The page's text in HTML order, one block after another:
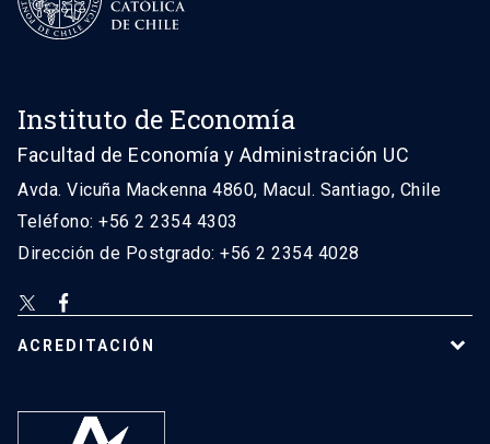
Instituto de Economía
Facultad de Economía y Administración UC
Avda. Vicuña Mackenna 4860, Macul. Santiago, Chile
Teléfono: +56 2 2354 4303
Dirección de Postgrado: +56 2 2354 4028
ACREDITACIÓN